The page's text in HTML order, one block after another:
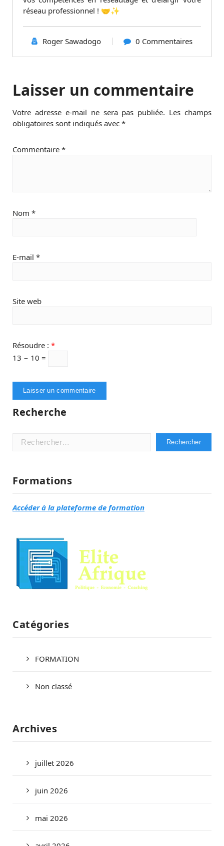
réseau professionnel ! 🤝✨
Roger Sawadogo 0 Commentaires
Laisser un commentaire
Votre adresse e-mail ne sera pas publiée. Les champs
obligatoires sont indiqués avec *
Commentaire *
Nom *
E-mail *
Site web
Résoudre : *
13 − 10 =
Recherche
Rechercher :
Formations
Accéder à la plateforme de formation
Catégories
FORMATION
Non classé
Archives
juillet 2026
juin 2026
mai 2026